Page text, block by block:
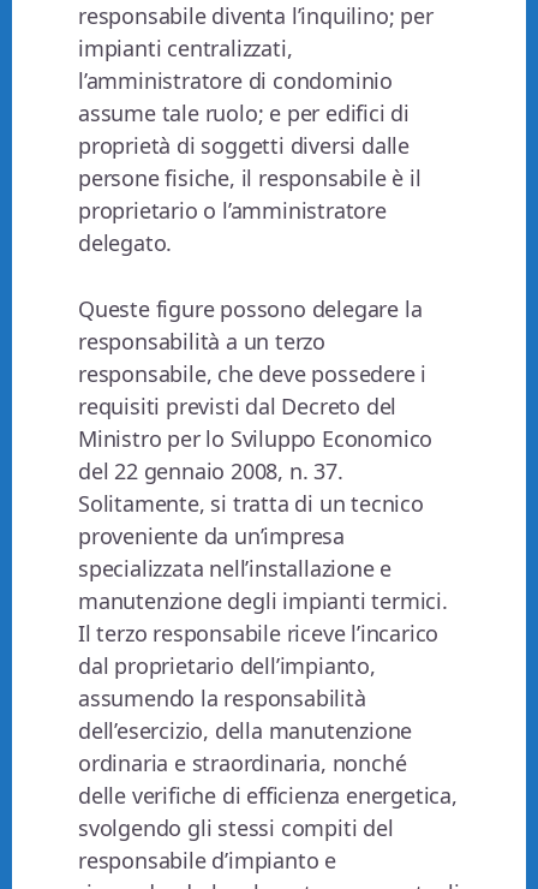
responsabile diventa l’inquilino; per
impianti centralizzati,
l’amministratore di condominio
assume tale ruolo; e per edifici di
proprietà di soggetti diversi dalle
persone fisiche, il responsabile è il
proprietario o l’amministratore
delegato.
Queste figure possono delegare la
responsabilità a un terzo
responsabile, che deve possedere i
requisiti previsti dal Decreto del
Ministro per lo Sviluppo Economico
del 22 gennaio 2008, n. 37.
Solitamente, si tratta di un tecnico
proveniente da un’impresa
specializzata nell’installazione e
manutenzione degli impianti termici.
Il terzo responsabile riceve l’incarico
dal proprietario dell’impianto,
assumendo la responsabilità
dell’esercizio, della manutenzione
ordinaria e straordinaria, nonché
delle verifiche di efficienza energetica,
svolgendo gli stessi compiti del
responsabile d’impianto e